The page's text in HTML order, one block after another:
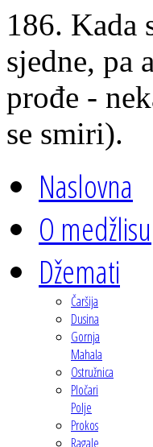
186. Kada
sjedne, pa
prođe -
se smiri).
Naslovna
O medžlisu
Džemati
Čaršija
Dusina
Gornja
Mahala
Ostružnica
Pločari
Polje
Prokos
Ragale